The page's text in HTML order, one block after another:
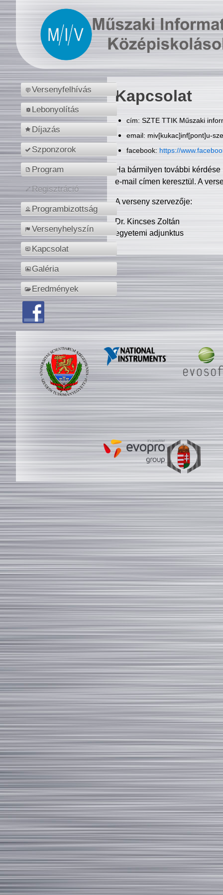
Versenyfelhívás
Lebonyolítás
Díjazás
Szponzorok
Program
Regisztráció
Programbizottság
Versenyhelyszín
Kapcsolat
Galéria
Eredmények
Kapcsolat
cím: SZTE TTIK Műszaki
email: miv[kukac]inf[pont]u-
facebook: https://
Ha bármilyen további
e-mail címen keresztül. A
A verseny szervezője:
Dr. Kincses Zoltán
egyetemi adjunktus